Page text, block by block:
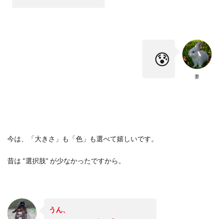
妻
😰
今は、「大きさ」も「色」も選べて嬉しいです。
昔は “選択肢” が少なかったですから。
うん、